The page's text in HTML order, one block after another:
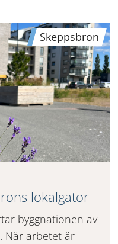
Skeppsbron
lokalgator
byggnationen av
När arbetet är